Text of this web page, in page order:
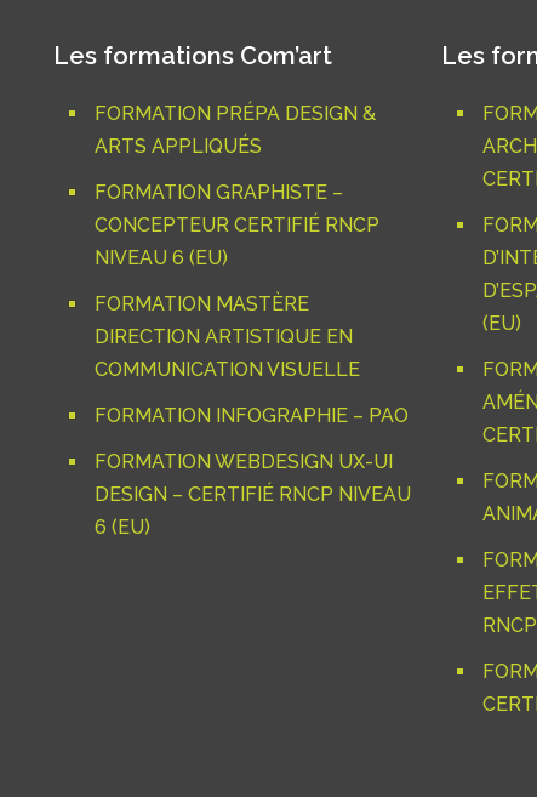
Les formations Com’art
FORMATION PRÉPA DESIGN &
ARTS APPLIQUÉS
FORMATION GRAPHISTE –
CONCEPTEUR CERTIFIÉ RNCP
NIVEAU 6 (EU)
FORMATION MASTÈRE
DIRECTION ARTISTIQUE EN
COMMUNICATION VISUELLE
FORMATION INFOGRAPHIE – PAO
FORMATION WEBDESIGN UX-UI
DESIGN – CERTIFIÉ RNCP NIVEAU
6 (EU)
Les
(EU)